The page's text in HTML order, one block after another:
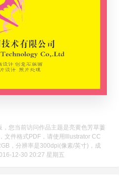
您当前访问作品主题是亮黄色芳草萋
文件格式PDF，请使用Illustrator CC
，分辨率是300dpi(像素/英寸)，成
12-30 20:27 星期五